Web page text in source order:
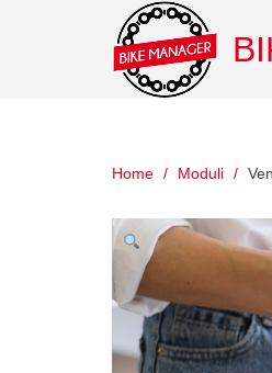
Home Moduli